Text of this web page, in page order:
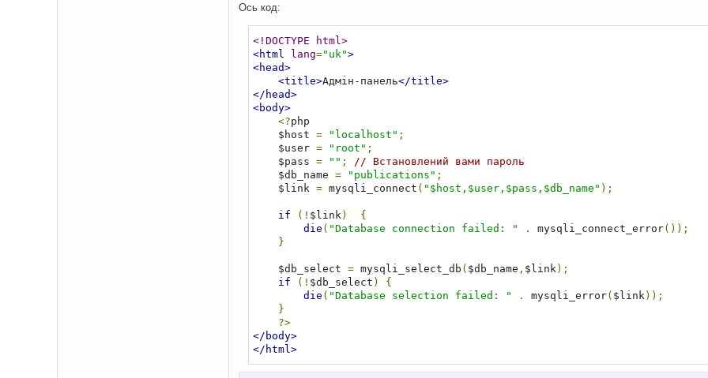
Ось код:
<!DOCTYPE html>
<html
lang="uk">
<head>
<title>Адмін-панель</title>
</head>
<body>
<?php
    $host
= "localhost" ;
    $user
= "root" ;
    $pass
= "" ;
// Встановлений вами пароль
    $db_name
= "publications" ;
    $link
= mysqli_connect ( "$host,$user,$pass,$db_name" );
if (! $link)
{
die ( "Database connection failed: " . mysqli_connect_error());
}
    $db_select
= mysqli_select_db ( $db_name , $link);
if
(! $db_select )
{
die ( "Database selection failed: " . mysqli_error( $link));
}
?>
</body>
</html>